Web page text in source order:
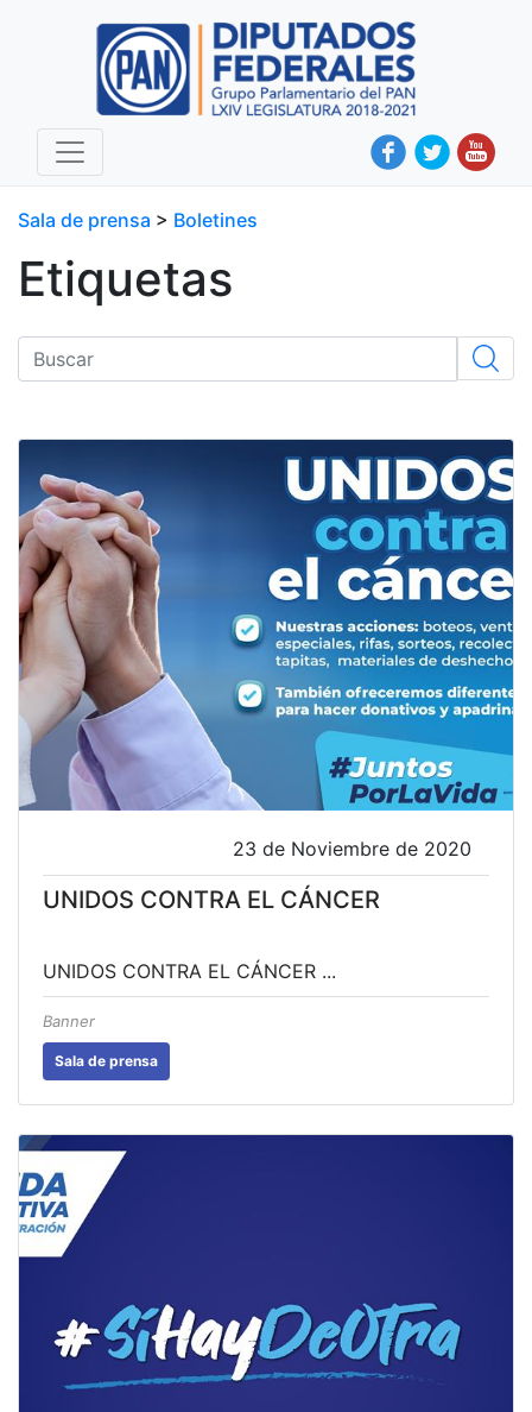
Sala de prensa > Boletines
Etiquetas
23 de Noviembre de 2020
UNIDOS CONTRA EL CÁNCER
UNIDOS CONTRA EL CÁNCER ...
Banner
Sala de prensa